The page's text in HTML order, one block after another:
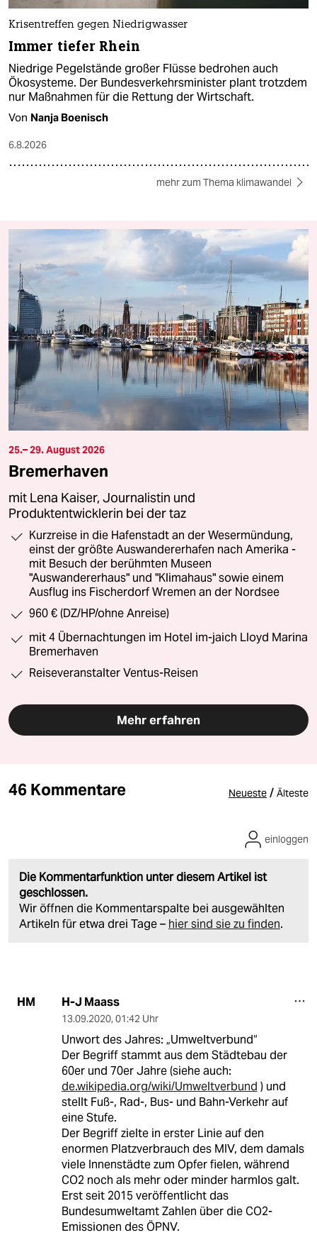
Krisentreffen gegen Niedrigwasser
Immer tiefer Rhein
Niedrige Pegelstände großer Flüsse bedrohen auch
Ökosysteme. Der Bundesverkehrsminister plant trotzdem
nur Maßnahmen für die Rettung der Wirtschaft.
Von Nanja Boenisch
6.8.2026
mehr zum Thema klimawandel
25.– 29. August 2026
Bremerhaven
mit Lena Kaiser, Journalistin und
Produktentwicklerin bei der taz
Kurzreise in die Hafenstadt an der Wesermündung,
einst der größte Auswandererhafen nach Amerika -
mit Besuch der berühmten Museen
"Auswandererhaus" und "Klimahaus" sowie einem
Ausflug ins Fischerdorf Wremen an der Nordsee
960 € (DZ/HP/ohne Anreise)
mit 4 Übernachtungen im Hotel im-jaich Lloyd Marina
Bremerhaven
Reiseveranstalter Ventus-Reisen
Mehr erfahren
46 Kommentare Neueste / Älteste
Die Kommentarfunktion unter diesem Artikel ist
geschlossen.
Wir öffnen die Kommentarspalte bei ausgewählten
Artikeln für etwa drei Tage – hier sind sie zu finden.
einloggen
HM H-J Maass
13.09.2020, 01:42 Uhr
Unwort des Jahres: „Umweltverbund“
Der Begriff stammt aus dem Städtebau der
60er und 70er Jahre (siehe auch:
de.wikipedia.org/wiki/Umweltverbund ) und
stellt Fuß-, Rad-, Bus- und Bahn-Verkehr auf
eine Stufe.
Der Begriff zielte in erster Linie auf den
enormen Platzverbrauch des MIV, dem damals
viele Innenstädte zum Opfer fielen, während
CO2 noch als mehr oder minder harmlos galt.
Erst seit 2015 veröffentlicht das
Bundesumweltamt Zahlen über die CO2-
Emissionen des ÖPNV.